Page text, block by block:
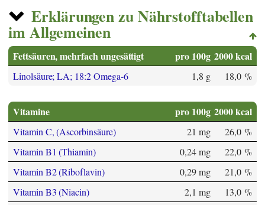
Erklärungen zu Nährstofftabellen
im Allgemeinen
Fettsäuren, mehrfach ungesättigt pro 100g 2000 kcal
Linolsäure; LA; 18:2 Omega-6 1,8 g 18,0 %
Vitamine pro 100g 2000 kcal
Vitamin C, (Ascorbinsäure) 21 mg
26,0 %
Vitamin B1 (Thiamin)
0,24 mg
22,0 %
Vitamin B2 (Riboflavin)
0,29 mg
21,0 %
Vitamin B3 (Niacin)
2,1 mg
13,0 %